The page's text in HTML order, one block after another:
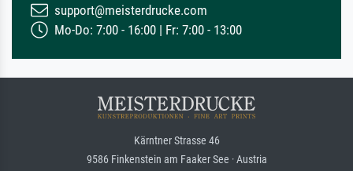
support@meisterdrucke.com
Mo-Do: 7:00 - 16:00 | Fr: 7:00 - 13:00
Kärntner Strasse 46
9586 Finkenstein am Faaker See · Austria